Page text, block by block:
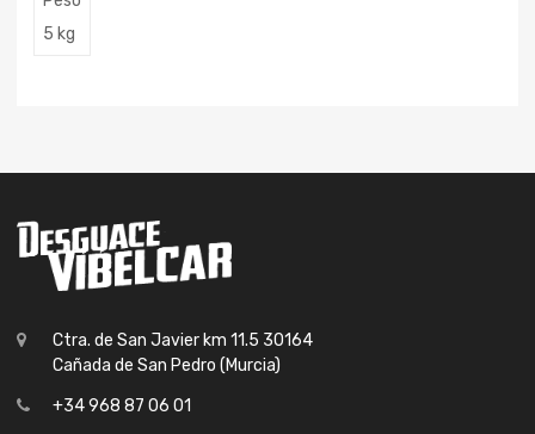
5 kg
Ctra. de San Javier km 11.5 30164
Cañada de San Pedro (Murcia)
+34 968 87 06 01